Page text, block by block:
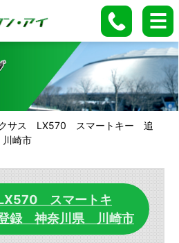
サス LX570 スマートキー 追
崎市
スマートキ
録 神奈川県 川崎市